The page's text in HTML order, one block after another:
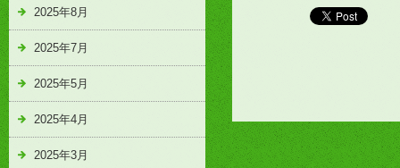
2025年8月
2025年7月
2025年5月
2025年4月
2025年3月